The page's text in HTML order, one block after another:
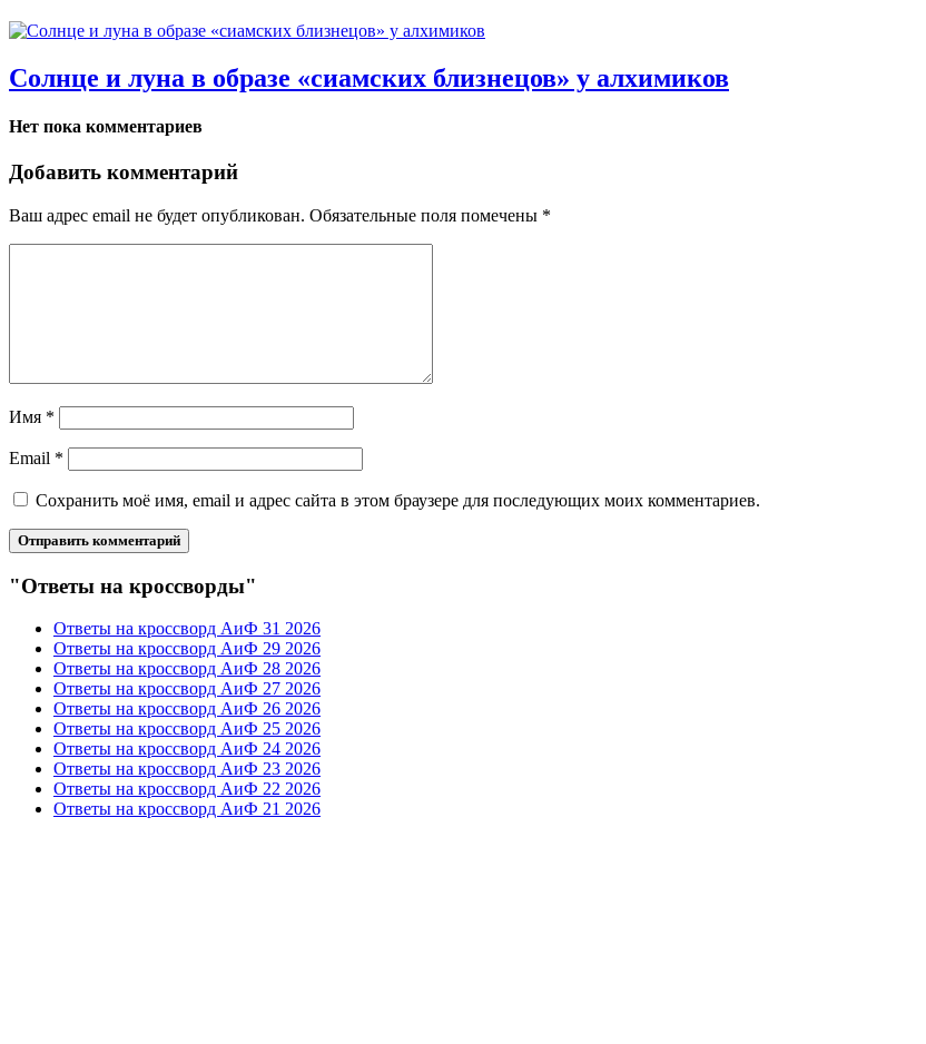
Солнце и луна в образе «сиамских близнецов» у алхимиков
Нет пока комментариев
Добавить комментарий
Ваш адрес email не будет опубликован. Обязательные поля помечены *
Имя *
Email *
Сохранить моё имя, email и адрес сайта в этом браузере для последующих моих комментариев.
"Ответы на кроссворды"
Ответы на кроссворд АиФ 31 2026
Ответы на кроссворд АиФ 29 2026
Ответы на кроссворд АиФ 28 2026
Ответы на кроссворд АиФ 27 2026
Ответы на кроссворд АиФ 26 2026
Ответы на кроссворд АиФ 25 2026
Ответы на кроссворд АиФ 24 2026
Ответы на кроссворд АиФ 23 2026
Ответы на кроссворд АиФ 22 2026
Ответы на кроссворд АиФ 21 2026